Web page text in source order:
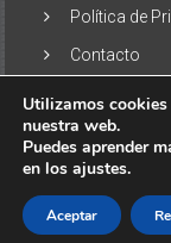
Política de
Contacto
Copyright © 2026
los derechos
Utilizamos
nuestra web.
Puedes aprender
en los ajustes.
Aceptar